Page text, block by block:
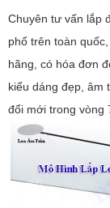
Chuyên tư vấn lắp
phố trên toàn
hãng, có hóa đơn
kiểu dáng đẹp, âm
đổi mới trong vòng